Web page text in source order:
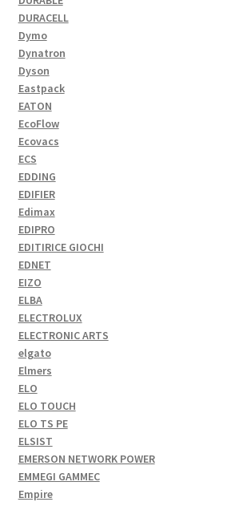
DURACELL
Dymo
Dynatron
Dyson
Eastpack
EATON
EcoFlow
Ecovacs
ECS
EDDING
EDIFIER
Edimax
EDIPRO
EDITIRICE GIOCHI
EDNET
EIZO
ELBA
ELECTROLUX
ELECTRONIC ARTS
elgato
Elmers
ELO
ELO TOUCH
ELO TS PE
ELSIST
EMERSON NETWORK POWER
EMMEGI GAMMEC
Empire